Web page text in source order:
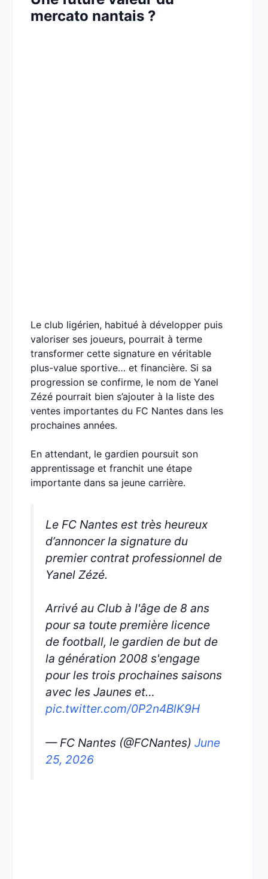
mercato nantais ?
Le club ligérien, habitué à développer puis
valoriser ses joueurs, pourrait à terme
transformer cette signature en véritable
plus-value sportive… et financière. Si sa
progression se confirme, le nom de Yanel
Zézé pourrait bien s’ajouter à la liste des
ventes importantes du FC Nantes dans les
prochaines années.
En attendant, le gardien poursuit son
apprentissage et franchit une étape
importante dans sa jeune carrière.
Le FC Nantes est très heureux
d’annoncer la signature du
premier contrat professionnel de
Yanel Zézé.
Arrivé au Club à l'âge de 8 ans
pour sa toute première licence
de football, le gardien de but de
la génération 2008 s'engage
pour les trois prochaines saisons
avec les Jaunes et…
pic.twitter.com/0P2n4BlK9H
— FC Nantes (@FCNantes) June
25, 2026